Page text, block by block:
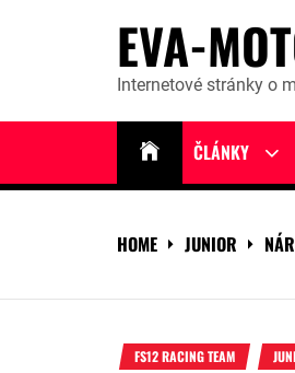
EVA-
Internetové stránky o
ČLÁNKY
Show
HOME JUNIOR
FS12 RACING TEAM